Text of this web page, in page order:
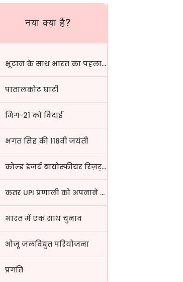
नया क्या है?
भूटान के साथ भारत का पहला सीमा...
पातालकोट घाटी
मिग-21 को विदाई
भगत सिंह की 118वीं जयंती
कोल्ड डेजर्ट बायोस्फीयर रिज़र्...
कतर UPI प्रणाली को अपनाने वाला...
भारत में एक साथ चुनाव
ओजू जलविद्युत परियोजना
प्रगति